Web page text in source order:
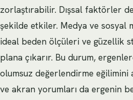
zorlaştırabilir. Dışsal faktörler
şekilde etkiler. Medya ve sosyal
ideal beden ölçüleri ve güzellik
plana çıkarır. Bu durum,
olumsuz değerlendirme eğilimini
ve akran yorumları da ergenin